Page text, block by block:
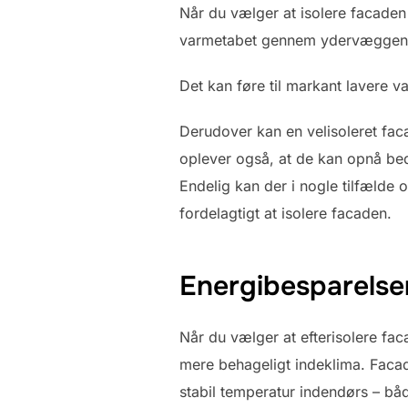
Når du vælger at isolere
varmetabet gennem
Det kan føre til markant lavere
Derudover kan en velisoleret
oplever også, at de kan opnå
Endelig kan der i nogle tilfælde
fordelagtigt at isolere facaden.
Når du vælger at efterisolere
mere behageligt indeklima.
stabil temperatur indendørs –